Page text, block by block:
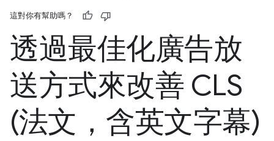
這對你有幫助嗎？
透過最佳化廣告放
送方式來改善 CLS
(法文，含英文字幕)